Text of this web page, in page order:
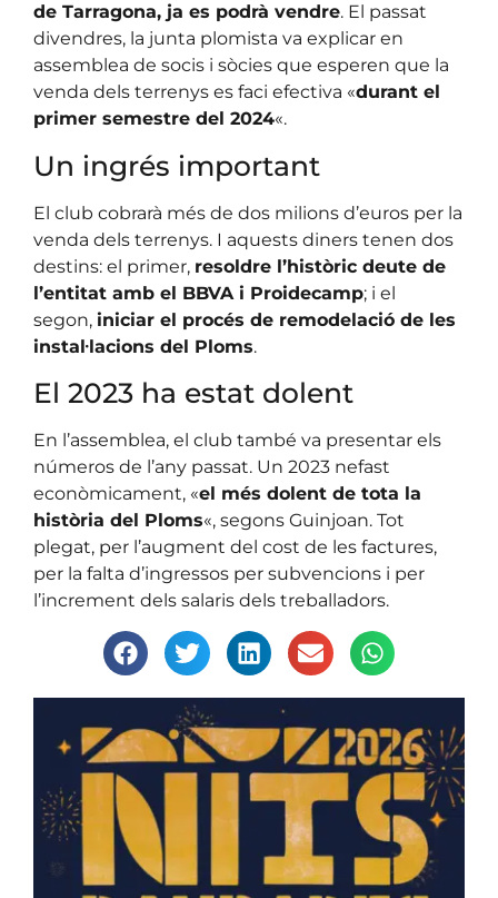
de Tarragona, ja es podrà vendre. El passat
divendres, la junta plomista va explicar en
assemblea de socis i sòcies que esperen que la
venda dels terrenys es faci efectiva «durant el
primer semestre del 2024«.
Un ingrés important
El club cobrarà més de dos milions d’euros per la
venda dels terrenys. I aquests diners tenen dos
destins: el primer, resoldre l’històric deute de
l’entitat amb el BBVA i Proidecamp; i el
segon, iniciar el procés de remodelació de les
instal·lacions del Ploms.
El 2023 ha estat dolent
En l’assemblea, el club també va presentar els
números de l’any passat. Un 2023 nefast
econòmicament, «el més dolent de tota la
història del Ploms«, segons Guinjoan. Tot
plegat, per l’augment del cost de les factures,
per la falta d’ingressos per subvencions i per
l’increment dels salaris dels treballadors.